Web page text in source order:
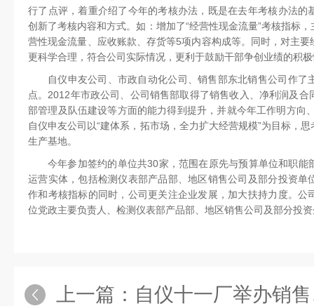
行了点评，着重介绍了今年的考核办法，既是在去年考核办法
创新了考核内容和方式。如：增加了“经营性现金流量”考核指标
营性现金流量、应收账款、存货等5项内容构成等。同时，对主
更科学合理，符合公司实际情况，更利于鼓励干部争创业绩的积
自仪申友公司、市政自动化公司、销售部东北销售公司作
点。2012年市政公司、公司销售部取得了销售收入、净利润及
部管理及队伍建设等方面的能力得到提升，并就今年工作明方向
自仪申友公司以“建体系，拓市场，全力扩大经营规模”为目标，
生产基地。
今年参加签约的单位共30家，范围在原先与预算单位和职
运营实体，包括检测仪表部产品部、地区销售公司及部分投资
作和考核指标的同时，公司更关注企业发展，加大扶持力度。
位党政主要负责人、检测仪表部产品部、地区销售公司及部分投
上一篇： 自仪十一厂举办销